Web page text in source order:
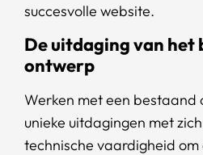
succesvolle website.
De uitdaging van het
ontwerp
Werken met een
unieke uitdagingen met
technische vaardigheid om